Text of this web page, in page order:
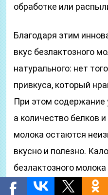
обработке или
Благодаря этим
вкус безлактозного
натурального: нет
привкуса, который
При этом содержание
а количество белков
молока остаются
вкусно и полезно.
безлактозного
остаётся не более